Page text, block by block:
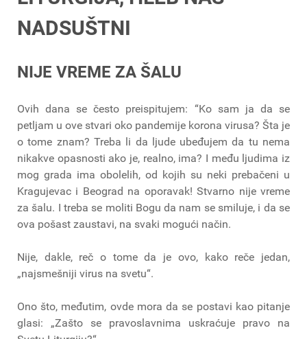
NADSUŠTNI
NIJE VREME ZA ŠALU
Ovih dana se često preispitujem: “Ko sam ja da se
petljam u ove stvari oko pandemije korona virusa? Šta je
o tome znam? Treba li da ljude ubeđujem da tu nema
nikakve opasnosti ako je, realno, ima? I među ljudima iz
mog grada ima obolelih, od kojih su neki prebačeni u
Kragujevac i Beograd na oporavak! Stvarno nije vreme
za šalu. I treba se moliti Bogu da nam se smiluje, i da se
ova pošast zaustavi, na svaki mogući način.
Nije, dakle, reč o tome da je ovo, kako reče jedan,
„najsmešniji virus na svetu“.
Ono što, međutim, ovde mora da se postavi kao pitanje
glasi: „Zašto se pravoslavnima uskraćuje pravo na